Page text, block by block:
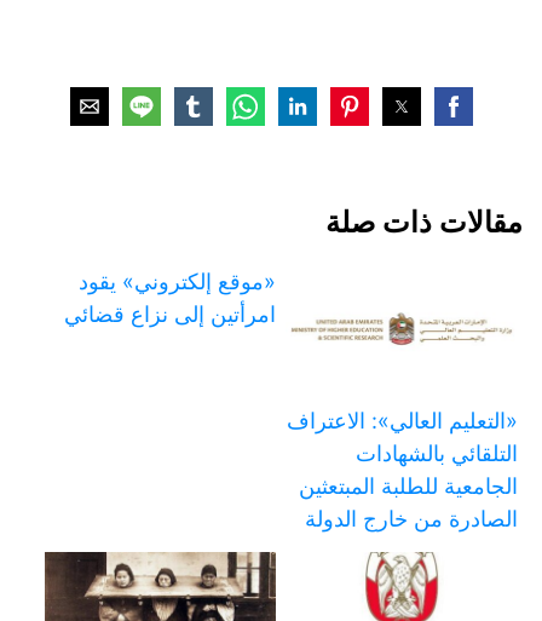
مقالات ذات صلة
«التعليم العالي»: الاعتراف
التلقائي بالشهادات
الجامعية للطلبة المبتعثين
الصادرة من خارج الدولة
«موقع إلكتروني» يقود
امرأتين إلى نزاع قضائي